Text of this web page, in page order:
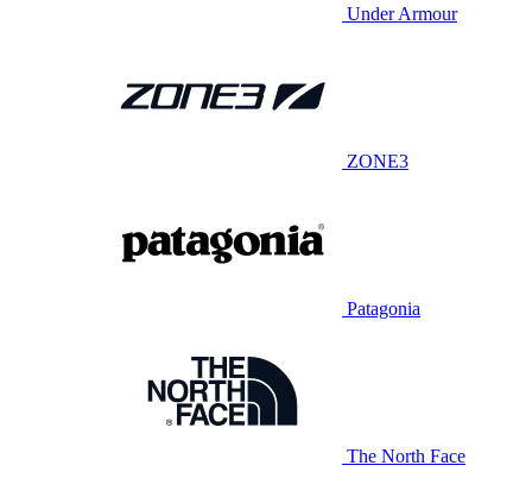
Under Armour
ZONE3
Patagonia
The North Face